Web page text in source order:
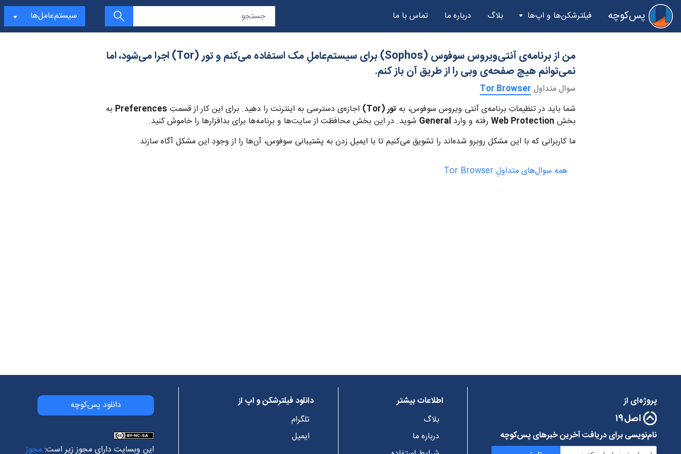
پس‌کوچه فیلترشکن‌ها و اپ‌ها بلاگ درباره ما تماس با ما سیستم‌عامل‌ها
من از برنامه‌ی آنتی‌ویروس سوفوس (Sophos) برای سیستم‌عاملِ مک استفاده می‌کنم و تور (Tor) اجرا می‌شود، اما
نمی‌توانم هیچ صفحه‌ی وبی را از طریق آن باز کنم.
سوال متداولِ Tor Browser
شما باید در تنظیماتِ برنامه‌ی آنتی ویروس سوفوس، به تور (Tor) اجازه‌ی دسترسی به اینترنت را دهید. برای این کار از قسمتِ Preferences به
بخشِ Web Protection رفته و واردGeneral شوید. در این بخش محافظت از سایت‌ها و برنامه‌ها برای بدافزارها را خاموش کنید.
ما کاربرانی که با این مشکل روبرو شده‌اند را تشویق می‌کنیم تا با ایمیل زدن به پشتیبانی سوفوس، آن‌ها را از وجودِ این مشکل آگاه سازند.
همه سوال‌های متداولِ Tor Browser
پروژه‌ای از
نام‌نویسی برای دریافت آخرین خبرهای پس‌کوچه
اطلاعات بیشتر
بلاگ
درباره ما
دانلود فیلترشکن و اپ از
تلگرام
ایمیل
دانلود پس‌کوچه
این وبسایت دارای مجوز زیر است:مجوز